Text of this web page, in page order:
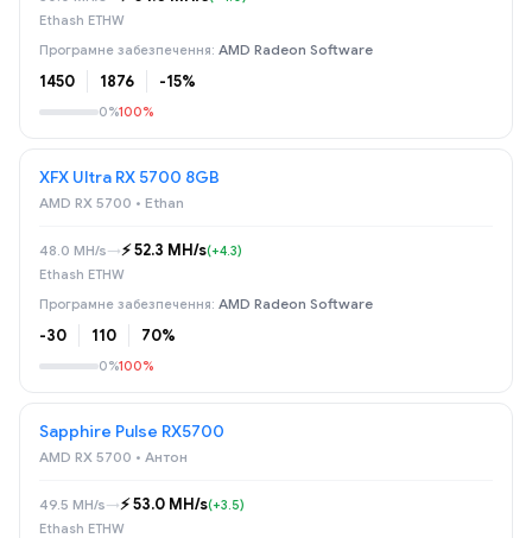
Ethash ETHW
AMD Radeon Software
1450 1876 -15%
0%100%
XFX Ultra RX 5700 8GB
AMD RX 5700 • Ethan
48.0 MH/s→⚡️ 52.3 MH/s(+4.3)
Ethash ETHW
AMD Radeon Software
-30 110 70%
0%100%
Sapphire Pulse RX5700
AMD RX 5700 • Антон
49.5 MH/s→⚡️ 53.0 MH/s(+3.5)
Ethash ETHW